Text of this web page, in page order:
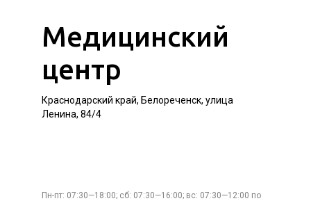
Медицинский
центр
Краснодарский край, Белореченск, улица
Ленина, 84/4
Пн-пт: 07:30—18:00; сб: 07:30—16:00; вс: 07:30—12:00 по